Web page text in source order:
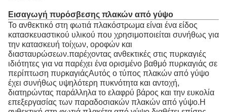
Εισαγωγή πυρόσβεσης πλακών από γύψο
Το ανθεκτικό στη φωτιά πλακόστρωμα είναι ένα είδος
κατασκευαστικού υλικού που χρησιμοποιείται συνήθως για
την κατασκευή τοίχων, οροφών και
διασταυρώσεων.παρέχοντας ανθεκτικές στις πυρκαγιές
ιδιότητες για να παρέχει ένα ορισμένο βαθμό πυρκαγιάς σε
περίπτωση πυρκαγιάςΑυτός ο τύπος πλακών από γύψο
έχει συνήθως υψηλότερη πυκνότητα και αντοχή,
διατηρώντας παράλληλα το ελαφρύ βάρος και την ευκολία
επεξεργασίας των παραδοσιακών πλακών από γύψο.Η